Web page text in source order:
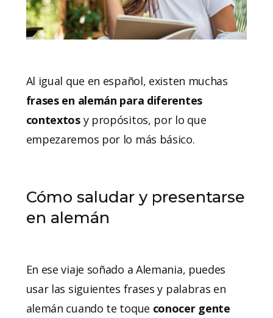
Al igual que en español, existen muchas
frases en alemán para diferentes
contextosy propósitos, por lo que
empezaremos por lo más básico.
Cómo saludar y presentarse
en alemán
En ese viaje soñado a Alemania, puedes
usar las siguientes frases y palabras en
alemán cuando te toque conocer gente